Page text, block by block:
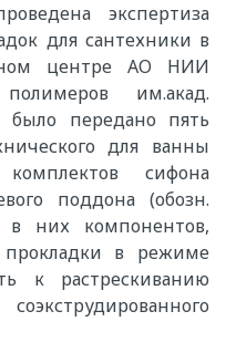
экспертиза
для сантехники в
центре АО НИИ
им.акад.
было передано пять
для ванны
сифона
поддона (обозн.
них компонентов,
прокладки в режиме
к растрескиванию